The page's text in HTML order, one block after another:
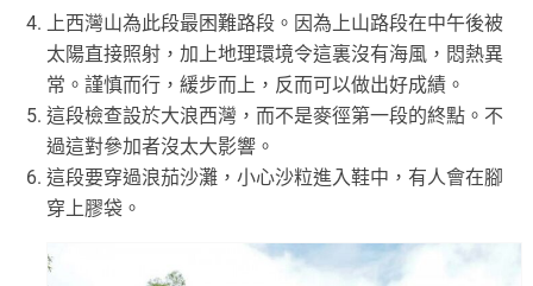
上西灣山為此段最困難路段。因為上山路段在中午後被
太陽直接照射，加上地理環境令這裏沒有海風，悶熱異
常。謹慎而行，緩步而上，反而可以做出好成績。
這段檢查設於大浪西灣，而不是麥徑第一段的終點。不
過這對參加者沒太大影響。
這段要穿過浪茄沙灘，小心沙粒進入鞋中，有人會在腳
穿上膠袋。